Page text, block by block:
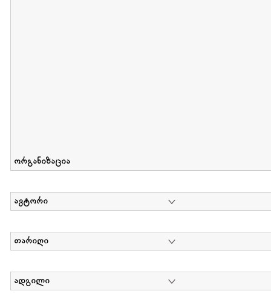
ორგანიზაცია
ავტორი
თარიღი
ადგილი